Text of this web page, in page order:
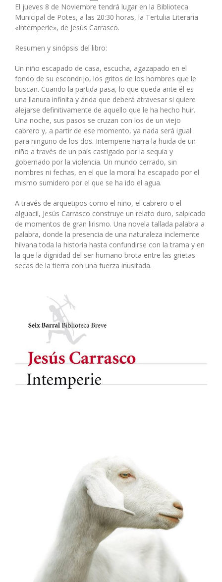
El jueves 8 de Noviembre tendrá lugar en la Biblioteca
Municipal de Potes, a las 20:30 horas, la Tertulia Literaria
«Intemperie», de Jesús Carrasco.
Resumen y sinópsis del libro:
Un niño escapado de casa, escucha, agazapado en el
fondo de su escondrijo, los gritos de los hombres que le
buscan. Cuando la partida pasa, lo que queda ante él es
una llanura infinita y árida que deberá atravesar si quiere
alejarse definitivamente de aquello que le ha hecho huir.
Una noche, sus pasos se cruzan con los de un viejo
cabrero y, a partir de ese momento, ya nada será igual
para ninguno de los dos. Intemperie narra la huida de un
niño a través de un país castigado por la sequía y
gobernado por la violencia. Un mundo cerrado, sin
nombres ni fechas, en el que la moral ha escapado por el
mismo sumidero por el que se ha ido el agua.
A través de arquetipos como el niño, el cabrero o el
alguacil, Jesús Carrasco construye un relato duro, salpicado
de momentos de gran lirismo. Una novela tallada palabra a
palabra, donde la presencia de una naturaleza inclemente
hilvana toda la historia hasta confundirse con la trama y en
la que la dignidad del ser humano brota entre las grietas
secas de la tierra con una fuerza inusitada.